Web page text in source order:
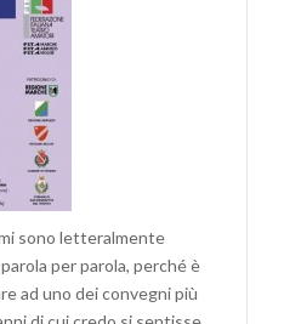
sono letteralmente
per parola, perché è
ad uno dei convegni più